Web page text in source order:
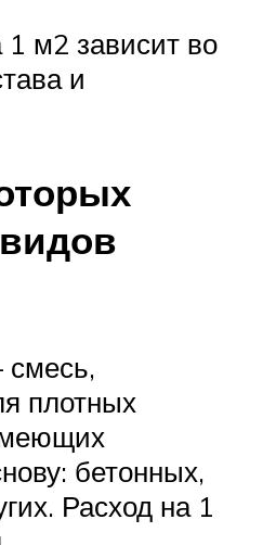
м2 зависит во
и
смесь,
плотных
бетонных,
Расход на 1